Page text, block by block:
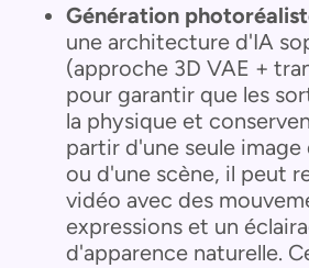
Génération
une architecture d'IA
(approche 3D VAE +
pour garantir que les
la physique et
partir d'une seule
ou d'une scène, il peut
vidéo avec des
expressions et un
d'apparence naturelle.